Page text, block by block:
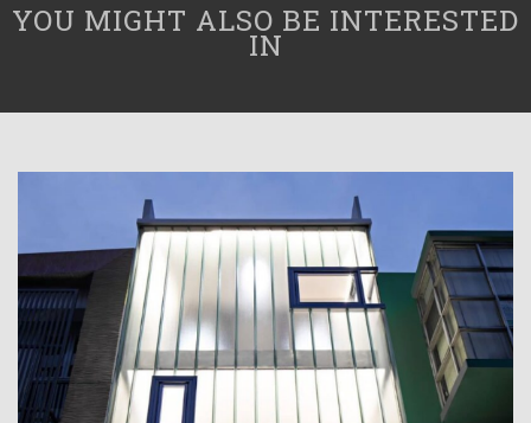
YOU MIGHT ALSO BE INTERESTED
IN